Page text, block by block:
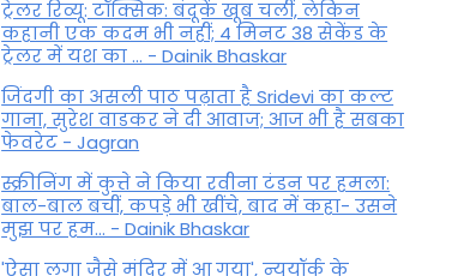
ट्रेलर रिव्यू: टॉक्सिक: बंदूकें खूब चलीं, लेकिन
कहानी एक कदम भी नहीं; 4 मिनट 38 सेकेंड के
ट्रेलर में यश का ... - Dainik Bhaskar
जिंदगी का असली पाठ पढ़ाता है Sridevi का कल्ट
गाना, सुरेश वाडकर ने दी आवाज; आज भी है सबका
फेवरेट - Jagran
स्क्रीनिंग में कुत्ते ने किया रवीना टंडन पर हमला:
बाल-बाल बचीं, कपड़े भी खींचे, बाद में कहा- उसने
मुझ पर हम... - Dainik Bhaskar
'ऐसा लगा जैसे मंदिर में आ गया', न्यूयॉर्क के